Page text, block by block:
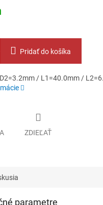
Pridať do košíka
/ L1=40.0mm /
ZDIEĽAŤ
parametre